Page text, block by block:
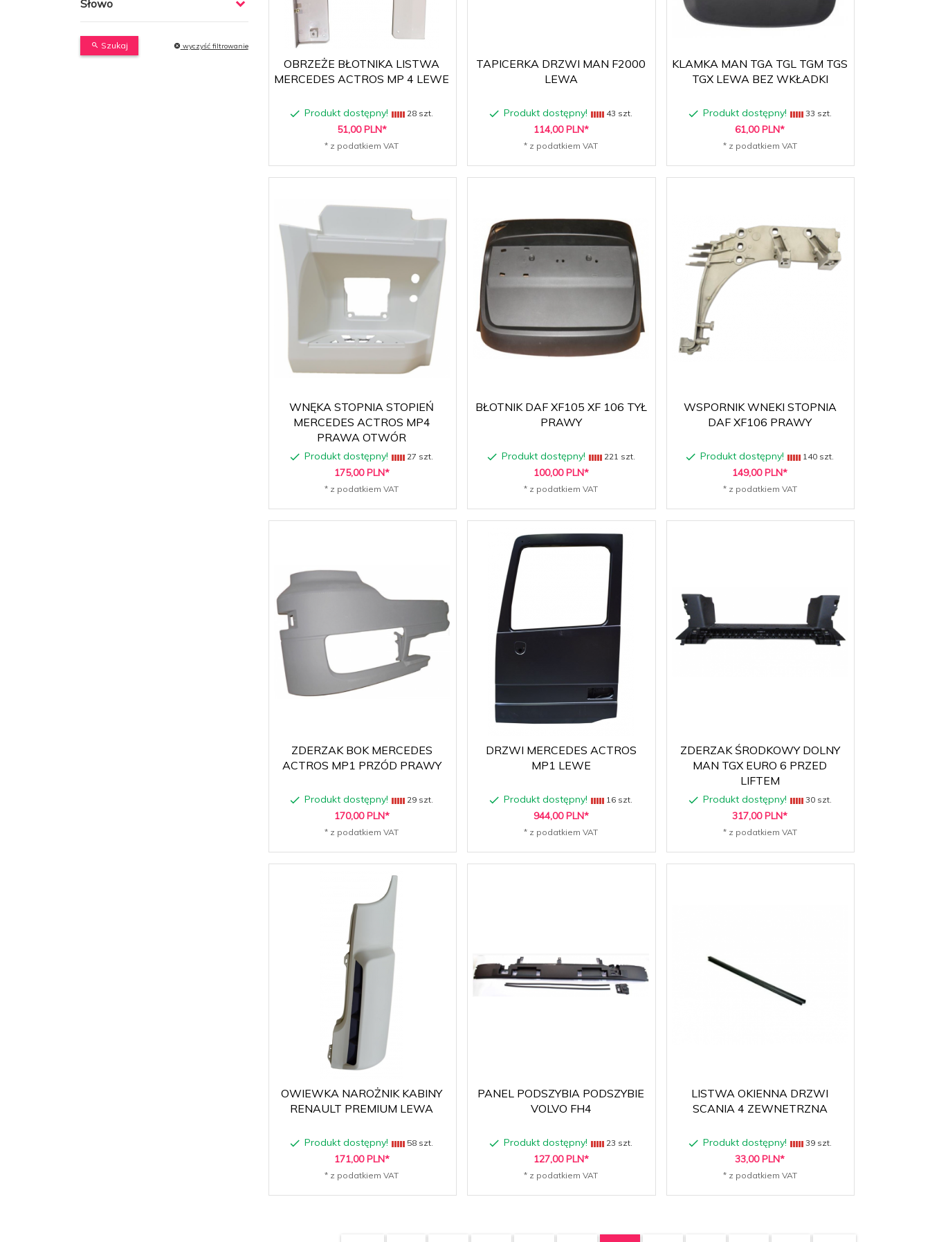
Słowo
Szukaj wyczyść filtrowanie
OBRZEŻE BŁOTNIKA LISTWA
MERCEDES ACTROS MP 4 LEWE
Produkt dostępny! 28 szt.
51,00 PLN*
* z podatkiem VAT
TAPICERKA DRZWI MAN F2000
LEWA
Produkt dostępny! 43 szt.
114,00 PLN*
* z podatkiem VAT
KLAMKA MAN TGA TGL TGM TGS
TGX LEWA BEZ WKŁADKI
Produkt dostępny! 33 szt.
61,00 PLN*
* z podatkiem VAT
WNĘKA STOPNIA STOPIEŃ
MERCEDES ACTROS MP4
PRAWA OTWÓR
Produkt dostępny! 27 szt.
175,00 PLN*
* z podatkiem VAT
BŁOTNIK DAF XF105 XF 106 TYŁ
PRAWY
Produkt dostępny! 221 szt.
100,00 PLN*
* z podatkiem VAT
WSPORNIK WNEKI STOPNIA
DAF XF106 PRAWY
Produkt dostępny! 140 szt.
149,00 PLN*
* z podatkiem VAT
ZDERZAK BOK MERCEDES
ACTROS MP1 PRZÓD PRAWY
Produkt dostępny! 29 szt.
170,00 PLN*
* z podatkiem VAT
DRZWI MERCEDES ACTROS
MP1 LEWE
Produkt dostępny! 16 szt.
944,00 PLN*
* z podatkiem VAT
ZDERZAK ŚRODKOWY DOLNY
MAN TGX EURO 6 PRZED
LIFTEM
Produkt dostępny! 30 szt.
317,00 PLN*
* z podatkiem VAT
OWIEWKA NAROŻNIK KABINY
RENAULT PREMIUM LEWA
Produkt dostępny! 58 szt.
171,00 PLN*
* z podatkiem VAT
PANEL PODSZYBIA PODSZYBIE
VOLVO FH4
Produkt dostępny! 23 szt.
127,00 PLN*
* z podatkiem VAT
LISTWA OKIENNA DRZWI
SCANIA 4 ZEWNETRZNA
Produkt dostępny! 39 szt.
33,00 PLN*
* z podatkiem VAT